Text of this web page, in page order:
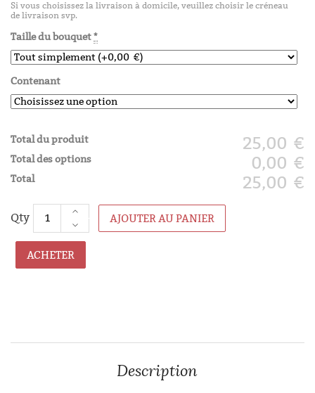
Si vous choisissez la livraison à domicile, veuillez choisir le créneau
de livraison svp.
Taille du bouquet*
Contenant
Total du produit 25,00 €
Total des options 0,00 €
Total 25,00 €
AJOUTER AU PANIER
ACHETER
Description